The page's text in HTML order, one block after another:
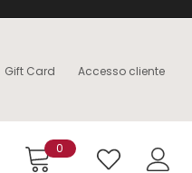
Gift Card Accesso cliente
0